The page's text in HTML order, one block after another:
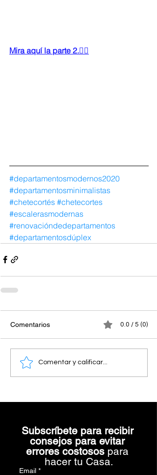
Mira aquí la parte 2.👇🏻
#departamentosmodernos2020
#departamentosminimalistas
#chetecortés #chetecortes
#escalerasmodernas
#renovacióndedepartamentos
#departamentosdúplex
Comentarios 0.0 / 5 (0)
Comentar y calificar...
Subscríbete para recibir
consejos para evitar
errores costosos para
hacer tu Casa.
Email *